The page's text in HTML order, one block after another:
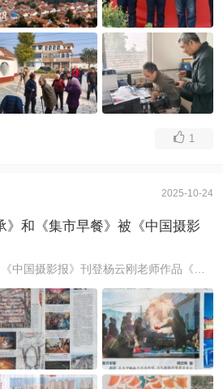
1
2025-10-24
》和《集市早餐》被《中国摄影